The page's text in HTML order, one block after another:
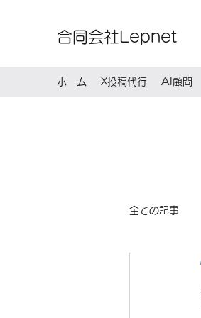
合同会社Lepnet
ホーム X投稿代行 AI顧問
全ての記事